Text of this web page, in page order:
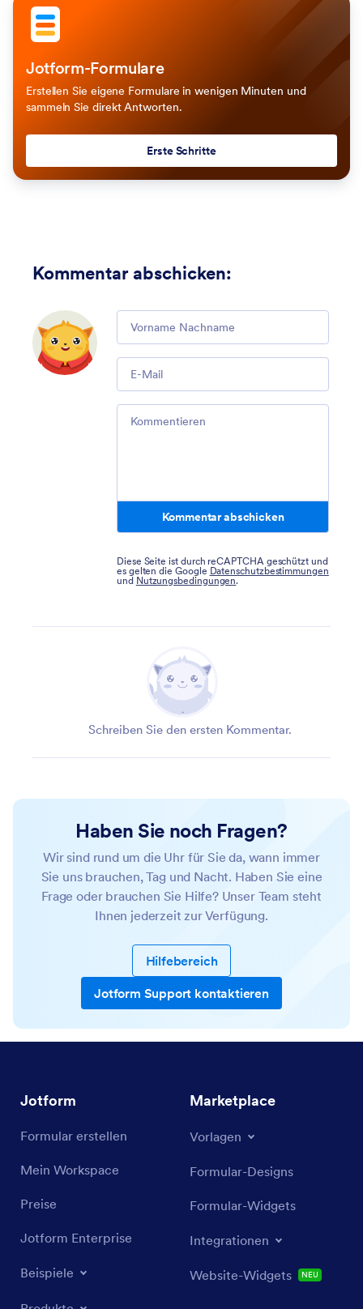
Jotform-Formulare
Erstellen Sie eigene Formulare in wenigen Minuten und
sammeln Sie direkt Antworten.
Erste Schritte
Kommentar abschicken:
Comment
Email
Comment
Kommentar abschicken
Diese Seite ist durch reCAPTCHA geschützt und
es gelten die Google Datenschutzbestimmungen
und Nutzungsbedingungen.
Schreiben Sie den ersten Kommentar.
Haben Sie noch Fragen?
Wir sind rund um die Uhr für Sie da, wann immer
Sie uns brauchen, Tag und Nacht. Haben Sie eine
Frage oder brauchen Sie Hilfe? Unser Team steht
Ihnen jederzeit zur Verfügung.
Hilfebereich
Jotform Support kontaktieren
Jotform
Formular erstellen
Mein Workspace
Preise
Jotform Enterprise
Beispiele
Marketplace
Vorlagen
Formular-Designs
Formular-Widgets
Integrationen
Website-Widgets NEU